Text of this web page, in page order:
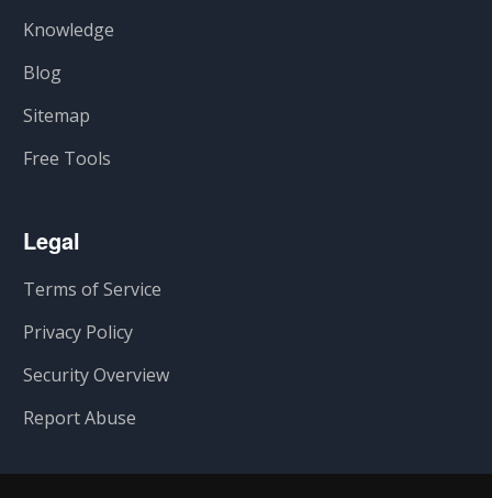
Knowledge
Blog
Sitemap
Free Tools
Legal
Terms of Service
Privacy Policy
Security Overview
Report Abuse